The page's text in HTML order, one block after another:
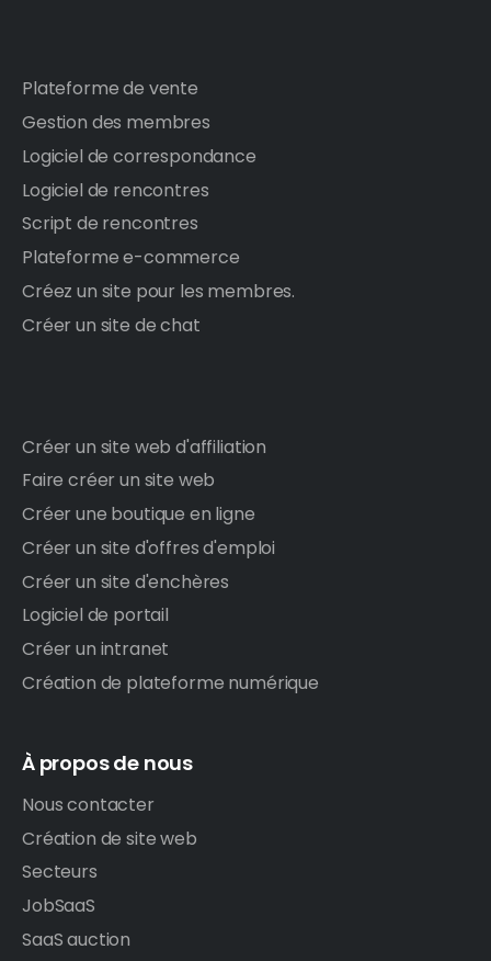
Plateforme de vente
Gestion des membres
Logiciel de correspondance
Logiciel de rencontres
Script de rencontres
Plateforme e-commerce
Créez un site pour les membres.
Créer un site de chat
Créer un site web d'affiliation
Faire créer un site web
Créer une boutique en ligne
Créer un site d'offres d'emploi
Créer un site d'enchères
Logiciel de portail
Créer un intranet
Création de plateforme numérique
À propos de nous
Nous contacter
Création de site web
Secteurs
JobSaaS
SaaS auction